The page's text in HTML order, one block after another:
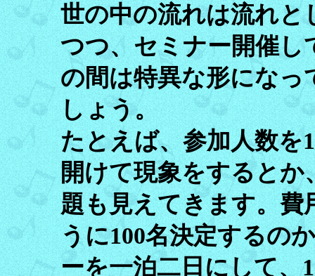
世の中の流れは流れと
つつ、セミナー開催し
の間は特異な形にな
しょう。
たとえば、参加人数を
開けて現象をするとか
題も見えてきます。費
うに100名決定するの
ーを一泊二日にして、